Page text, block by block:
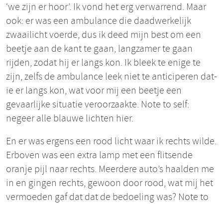
‘we zijn er hoor’. Ik vond het erg verwarrend. Maar
ook: er was een ambulance die daadwerkelijk
zwaailicht voerde, dus ik deed mijn best om een
beetje aan de kant te gaan, langzamer te gaan
rijden, zodat hij er langs kon. Ik bleek te enige te
zijn, zelfs de ambulance leek niet te anticiperen dat-
ie er langs kon, wat voor mij een beetje een
gevaarlijke situatie veroorzaakte. Note to self:
negeer alle blauwe lichten hier.
En er was ergens een rood licht waar ik rechts wilde.
Erboven was een extra lamp met een flitsende
oranje pijl naar rechts. Meerdere auto’s haalden me
in en gingen rechts, gewoon door rood, wat mij het
vermoeden gaf dat dat de bedoeling was? Note to